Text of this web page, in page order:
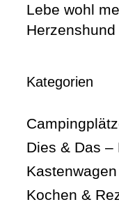
Lebe wohl
Kategorien
Dies & Das –
Kastenwagen
Kochen &